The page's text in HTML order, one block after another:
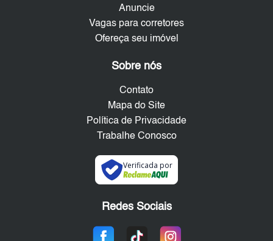
Anuncie
Vagas para corretores
Ofereça seu imóvel
Sobre nós
Contato
Mapa do Site
Política de Privacidade
Trabalhe Conosco
Verificada por
Redes Sociais